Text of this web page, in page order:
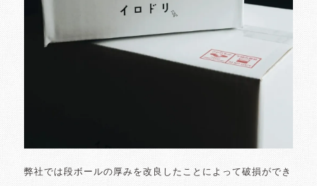
弊社では段ボールの厚みを改良したことによって破損ができ